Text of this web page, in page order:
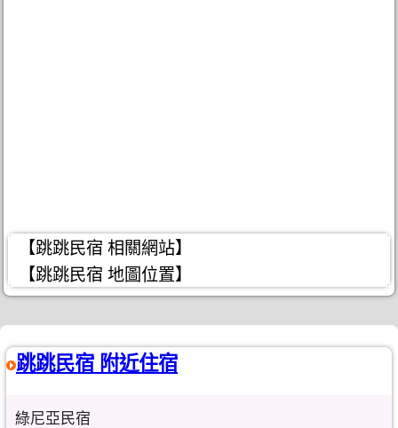
【跳跳民宿 相關網站】
【跳跳民宿 地圖位置】
跳跳民宿 附近住宿
綠尼亞民宿